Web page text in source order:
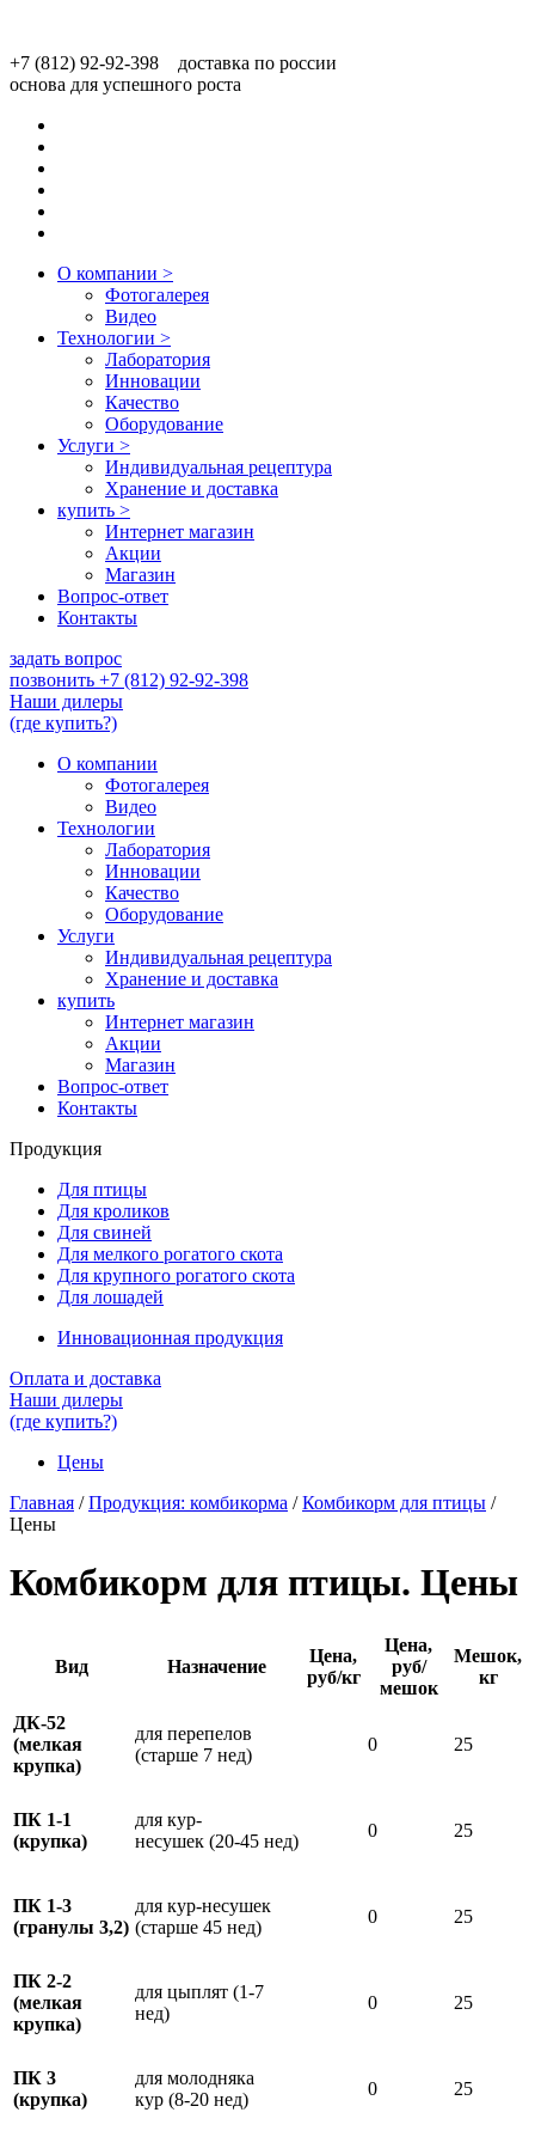
+7 (812) 92-92-398 доставка по россии
основа для успешного роста
О компании >
Фотогалерея
Видео
Технологии >
Лаборатория
Инновации
Качество
Оборудование
Услуги >
Индивидуальная рецептура
Хранение и доставка
купить >
Интернет магазин
Акции
Магазин
Вопрос-ответ
Контакты
задать вопрос
позвонить +7 (812) 92-92-398
Наши дилеры
(где купить?)
О компании
Фотогалерея
Видео
Технологии
Лаборатория
Инновации
Качество
Оборудование
Услуги
Индивидуальная рецептура
Хранение и доставка
купить
Интернет магазин
Акции
Магазин
Вопрос-ответ
Контакты
Продукция
Для птицы
Для кроликов
Для свиней
Для мелкого рогатого скота
Для крупного рогатого скота
Для лошадей
Инновационная продукция
Оплата и доставка
Наши дилеры
(где купить?)
Цены
Главная /Продукция: комбикорма /Комбикорм для птицы /
Цены
Комбикорм для птицы. Цены
Вид Назначение
Цена,
руб/кг
Цена,
руб/
мешок
Мешок,
кг
ДК-52
(мелкая
крупка)
для перепелов
(старше 7 нед)
0 25
ПК 1-1
(крупка)
для кур-
несушек (20-45 нед)
0 25
ПК 1-3
(гранулы 3,2)
для кур-несушек
(старше 45 нед)
0 25
ПК 2-2
(мелкая
крупка)
для цыплят (1-7
нед)
0 25
ПК 3
(крупка)
для молодняка
кур (8-20 нед)
0 25